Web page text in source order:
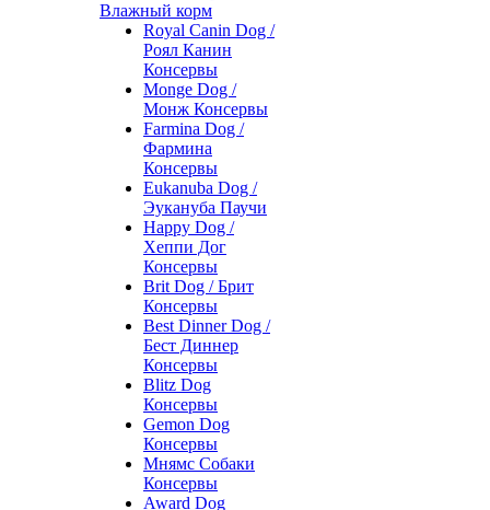
Влажный корм
Royal Canin Dog /
Роял Канин
Консервы
Monge Dog /
Монж Консервы
Farmina Dog /
Фармина
Консервы
Eukanuba Dog /
Эукануба Паучи
Happy Dog /
Хеппи Дог
Консервы
Brit Dog / Брит
Консервы
Best Dinner Dog /
Бест Диннер
Консервы
Blitz Dog
Консервы
Gemon Dog
Консервы
Мнямс Собаки
Консервы
Award Dog